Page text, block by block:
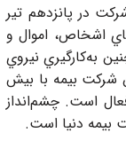
407563 ثبت شده است. این شرکت در پانزدهم تیر
رابطه با انواع بيمه‌نامه‌هاي اشخاص، اموال و
به‌كارگيري نيروي
شرکت بیمه با بيش
فعال است. چشم‌انداز
بیمه دنیا است.